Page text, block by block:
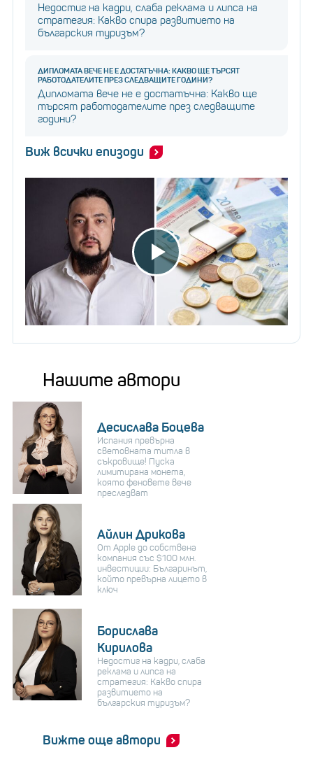
Недостиг на кадри, слаба реклама и липса на
стратегия: Какво спира развитието на
българския туризъм?
ДИПЛОМАТА ВЕЧЕ НЕ Е ДОСТАТЪЧНА: КАКВО ЩЕ ТЪРСЯТ
РАБОТОДАТЕЛИТЕ ПРЕЗ СЛЕДВАЩИТЕ ГОДИНИ?
Дипломата вече не е достатъчна: Какво ще
търсят работодателите през следващите
години?
Виж всички епизоди
Нашите автори
Десислава Боцева
Испания превърна
световната титла в
съкровище! Пуска
лимитирана монета,
която феновете вече
преследват
Айлин Дрикова
От Apple до собствена
компания със $100 млн.
инвестиции: Българинът,
който превърна лицето в
ключ
Борислава
Кирилова
Недостиг на кадри, слаба
реклама и липса на
стратегия: Какво спира
развитието на
българския туризъм?
Вижте още автори